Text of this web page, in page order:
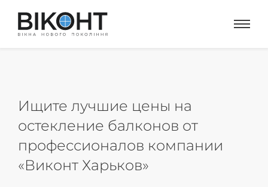
Ищите лучшие цены на
остекление балконов от
профессионалов компании
«Виконт Харьков»